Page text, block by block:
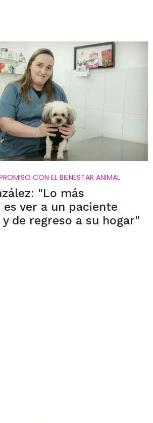
CON EL BIENESTAR ANIMAL
"Lo más
ver a un paciente
de regreso a su hogar"